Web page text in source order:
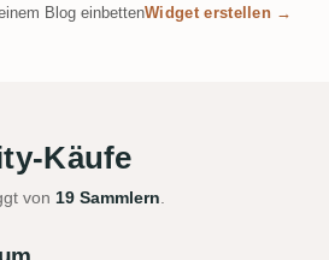
Blog einbettenWidget erstellen →
Käufe
von 19 Sammlern